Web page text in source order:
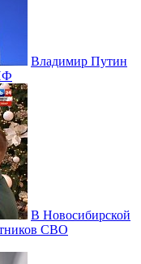
Владимир Путин
В Новосибирской
СВО